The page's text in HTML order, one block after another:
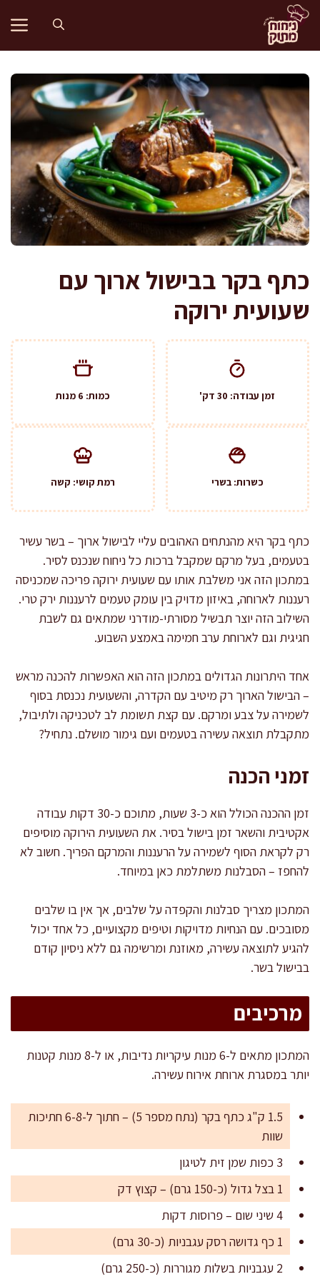
לדלג
לתוכן
כתף בקר בבישול ארוך עם
שעועית ירוקה
זמן עבודה: 30 דק' כמות: 6 מנות
כשרות: בשרי רמת קושי: קשה
כתף בקר היא מהנתחים האהובים עליי לבישול ארוך – בשר עשיר
בטעמים, בעל מרקם שמקבל ברכות כל ניחוח שנכנס לסיר.
במתכון הזה אני משלבת אותו עם שעועית ירוקה פריכה שמכניסה
רעננות לארוחה, באיזון מדויק בין עומק טעמים לרעננות ירק טרי.
השילוב הזה יוצר תבשיל מסורתי-מודרני שמתאים גם לשבת
חגיגית וגם לארוחת ערב חמימה באמצע השבוע.
אחד היתרונות הגדולים במתכון הזה הוא האפשרות להכנה מראש
– הבישול הארוך רק מיטיב עם הקדרה, והשעועית נכנסת בסוף
לשמירה על צבע ומרקם. עם קצת תשומת לב לטכניקה ולתיבול,
מתקבלת תוצאה עשירה בטעמים ועם גימור מושלם. נתחיל?
זמני הכנה
זמן ההכנה הכולל הוא כ-3 שעות, מתוכם כ-30 דקות עבודה
אקטיבית והשאר זמן בישול בסיר. את השעועית הירוקה מוסיפים
רק לקראת הסוף לשמירה על הרעננות והמרקם הפריך. חשוב לא
להחפז – הסבלנות משתלמת כאן במיוחד.
המתכון מצריך סבלנות והקפדה על שלבים, אך אין בו שלבים
מסובכים. עם הנחיות מדויקות וטיפים מקצועיים, כל אחד יכול
להגיע לתוצאה עשירה, מאוזנת ומרשימה גם ללא ניסיון קודם
בבישול בשר.
מרכיבים
המתכון מתאים ל-6 מנות עיקריות נדיבות, או ל-8 מנות קטנות
יותר במסגרת ארוחת אירוח עשירה.
1.5 ק"ג כתף בקר (נתח מספר 5) – חתוך ל-6-8 חתיכות
שוות
3 כפות שמן זית לטיגון
1 בצל גדול (כ-150 גרם) – קצוץ דק
4 שיני שום – פרוסות דקות
1 כף גדושה רסק עגבניות (כ-30 גרם)
2 עגבניות בשלות מגוררות (כ-250 גרם)